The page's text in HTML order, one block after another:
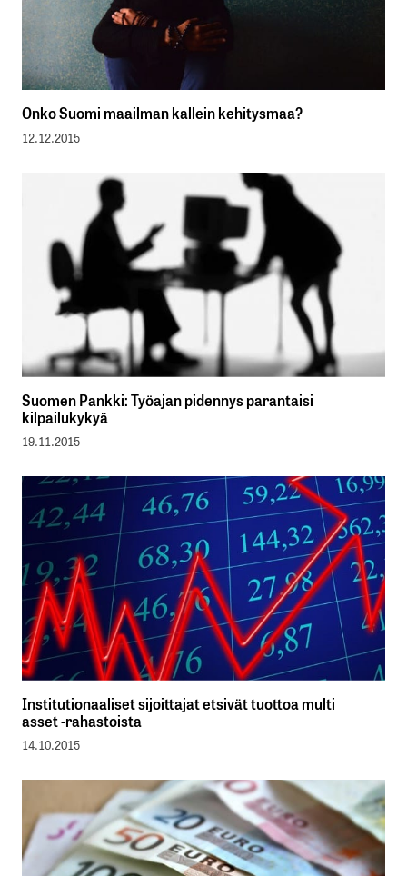
Onko Suomi maailman kallein kehitysmaa?
12.12.2015
Suomen Pankki: Työajan pidennys parantaisi
kilpailukykyä
19.11.2015
Institutionaaliset sijoittajat etsivät tuottoa multi
asset -rahastoista
14.10.2015